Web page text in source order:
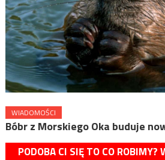
WIADOMOŚCI
Bóbr z Morskiego Oka buduje
PODOBA CI SIĘ TO CO ROBIMY?